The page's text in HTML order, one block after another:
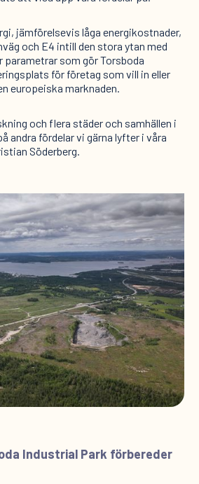
jämförelsevis låga energikostnader,
och E4 intill den stora ytan med
parametrar som gör Torsboda
för företag som vill in eller
europeiska marknaden.
och flera städer och samhällen i
andra fördelar vi gärna lyfter i våra
Söderberg.
Industrial Park förbereder